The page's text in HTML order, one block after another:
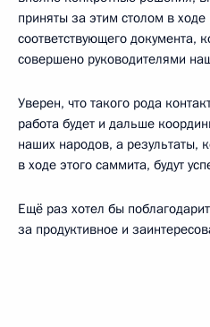
приняты за этим столом в ходе
соответствующего документа,
совершено руководителями
Уверен, что такого рода
работа будет и дальше
наших народов, а результаты,
в ходе этого саммита, будут
Ещё раз хотел бы
за продуктивное и